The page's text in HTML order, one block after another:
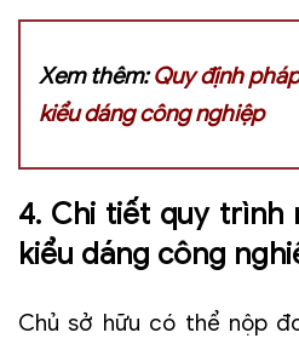
Xem thêm:Quy định
kiểu dáng công nghiệp
4. Chi tiết quy trình
kiểu dáng công
Chủ sở hữu có thể nộp